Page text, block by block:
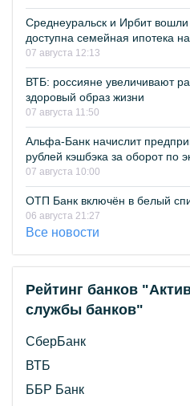
Среднеуральск и Ирбит вошли
доступна семейная ипотека
07 августа 12:13
ВТБ: россияне увеличивают
здоровый образ жизни
07 августа 11:50
Альфа-Банк начислит
рублей кэшбэка за оборот по
07 августа 10:00
ОТП Банк включён в белый
06 августа 21:27
Все новости
Рейтинг банков
службы банков"
СберБанк
ВТБ
ББР Банк